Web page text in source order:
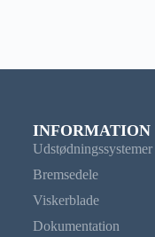
INFORMATION
Udstødningssystemer
Bremsedele
Viskerblade
Dokumentation